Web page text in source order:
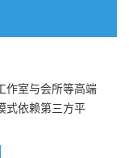
作室与会所等高端
式依赖第三方平